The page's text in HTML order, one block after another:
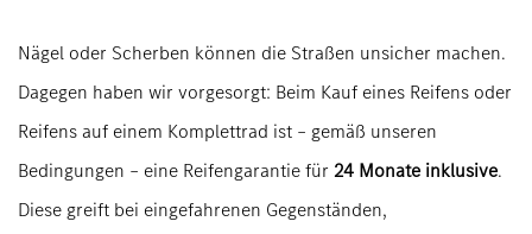
Nägel oder Scherben können die Straßen unsicher machen.
Dagegen haben wir vorgesorgt: Beim Kauf eines Reifens oder
Reifens auf einem Komplettrad ist – gemäß unseren
Bedingungen – eine Reifengarantie für 24 Monate inklusive.
Diese greift bei eingefahrenen Gegenständen,